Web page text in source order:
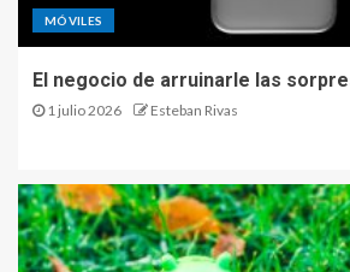
MÓVILES
El negocio de arruinarle las
1 julio 2026 Esteban Rivas